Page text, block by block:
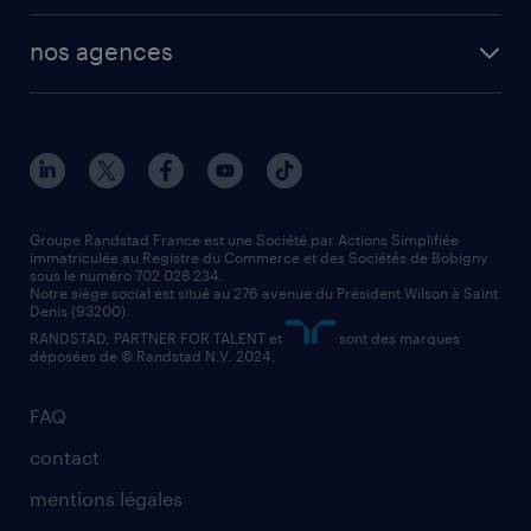
manutentionnaire
assistant administratif
comptable
solutions opérationnelles
contact entreprise
faq intérim / recrutement
nos agences
nos agences par ville
nos agences par région
nos cabinets de recrutement
FAQ
contact
mentions légales
Groupe Randstad France est une Société par Actions Simplifiée
immatriculée au Registre du Commerce et des Sociétés de Bobigny
sous le numéro 702 028 234.
Notre siège social est situé au 276 avenue du Président Wilson à Saint
Denis (93200).
RANDSTAD, PARTNER FOR TALENT et
sont des marques
déposées de © Randstad N.V. 2024.